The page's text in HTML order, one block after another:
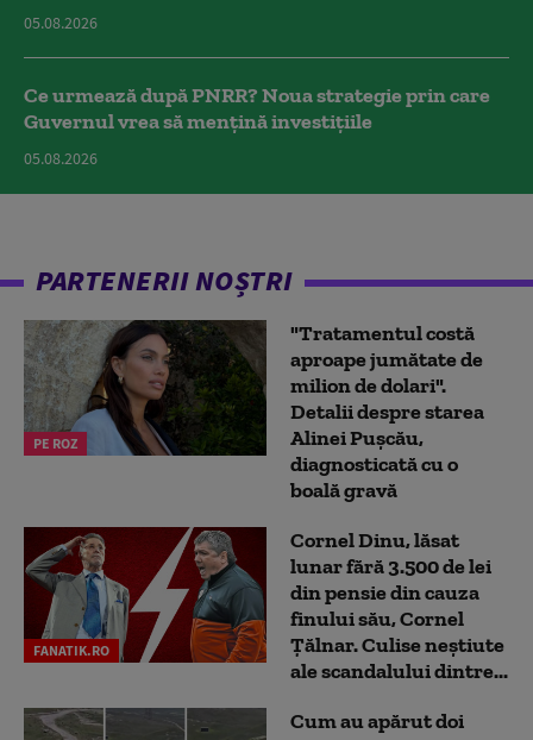
05.08.2026
Ce urmează după PNRR? Noua strategie prin care
Guvernul vrea să mențină investițiile
05.08.2026
PARTENERII NOȘTRI
PE ROZ
"Tratamentul costă
aproape jumătate de
milion de dolari".
Detalii despre starea
Alinei Pușcău,
diagnosticată cu o
boală gravă
FANATIK.RO
Cornel Dinu, lăsat
lunar fără 3.500 de lei
din pensie din cauza
finului său, Cornel
Țălnar. Culise neștiute
ale scandalului dintre...
Cum au apărut doi